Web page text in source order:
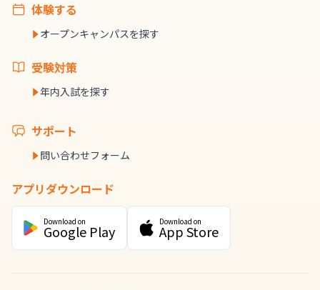
体験する
オープンキャンパスを探す
受験対策
年内入試を探す
サポート
問い合わせフォーム
アプリダウンロード
Download on
Google Play
Download on
App Store